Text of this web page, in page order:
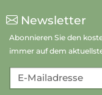
Newsletter
Abonnieren Sie den
immer auf dem
E-Mailadresse